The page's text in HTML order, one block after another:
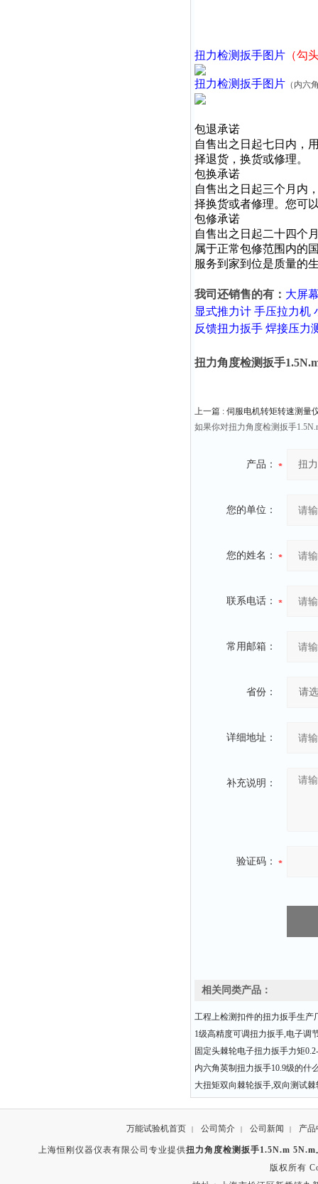
扭力检测扳手图片 （勾
扭力检测扳手图片 （内六
包退承诺
自售出之日起七日内，
择退货，换货或修理。
包换承诺
自售出之日起三个月内
择换货或者修理。您可
包修承诺
自售出之日起二十四个
属于正常包修范围内的
服务到家到位是质量的
我司还销售的有： 大屏
显式推力计 手压拉力机
反馈扭力扳手 焊接压力
扭力角度检测扳手
上一篇 : 伺服电机转矩转速测量
如果你对扭力角度检测扳手
产品：
您的单位：
您的姓名：
联系电话：
常用邮箱：
省份：
详细地址：
补充说明：
验证码：
相关同类产品：
工程上检测扣件的扭力扳手生产
1级高精度可调扭力扳手,电子调
固定头棘轮电子扭力扳手力矩
内六角英制扭力扳手10.9级的什
大扭矩双向棘轮扳手,双向测试
万能试验机首页 | 公司简介 | 公司新闻 | 产品
上海恒刚仪器仪表有限公司专业提供扭力角度检测扳手1.5N.m 5N.m
版权所有